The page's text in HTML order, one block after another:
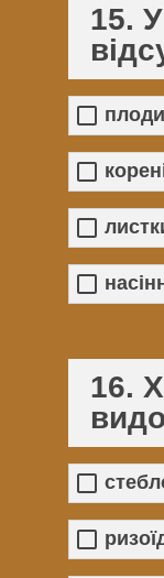
15.
плоди
16.